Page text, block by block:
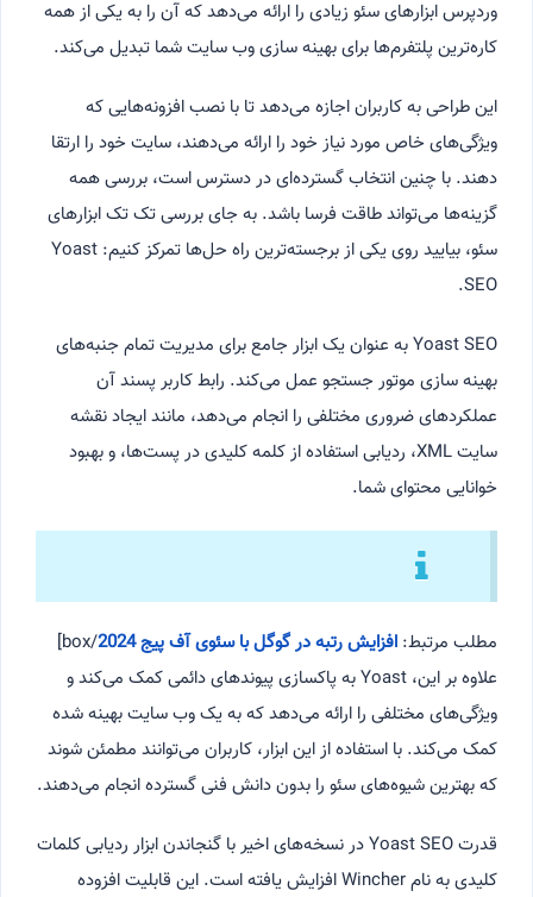
وردپرس ابزارهای سئو زیادی را ارائه می‌دهد که آن را به یکی از همه
کاره‌ترین پلتفرم‌ها برای بهینه سازی وب سایت شما تبدیل می‌کند.
این طراحی به کاربران اجازه می‌دهد تا با نصب افزونه‌هایی که
ویژگی‌های خاص مورد نیاز خود را ارائه می‌دهند، سایت خود را ارتقا
دهند. با چنین انتخاب گسترده‌ای در دسترس است، بررسی همه
گزینه‌ها می‌تواند طاقت فرسا باشد. به جای بررسی تک تک ابزارهای
سئو، بیایید روی یکی از برجسته‌ترین راه حل‌ها تمرکز کنیم: Yoast
SEO.
Yoast SEO به عنوان یک ابزار جامع برای مدیریت تمام جنبه‌های
بهینه سازی موتور جستجو عمل می‌کند. رابط کاربر پسند آن
عملکردهای ضروری مختلفی را انجام می‌دهد، مانند ایجاد نقشه
سایت XML، ردیابی استفاده از کلمه کلیدی در پست‌ها، و بهبود
خوانایی محتوای شما.
مطلب مرتبط: افزایش رتبه در گوگل با سئوی آف پیج 2024
/box]
علاوه بر این، Yoast به پاکسازی پیوندهای دائمی کمک می‌کند و
ویژگی‌های مختلفی را ارائه می‌دهد که به یک وب سایت بهینه شده
کمک می‌کند. با استفاده از این ابزار، کاربران می‌توانند مطمئن شوند
که بهترین شیوه‌های سئو را بدون دانش فنی گسترده انجام می‌دهند.
قدرت Yoast SEO در نسخه‌های اخیر با گنجاندن ابزار ردیابی کلمات
کلیدی به نام Wincher افزایش یافته است. این قابلیت افزوده